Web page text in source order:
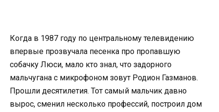
Когда в 1987 году по центральному телевидению
впервые прозвучала песенка про пропавшую
собачку Люси, мало кто знал, что задорного
мальчугана с микрофоном зовут Родион Газманов.
Прошли десятилетия. Тот самый мальчик давно
вырос, сменил несколько профессий, построил дом